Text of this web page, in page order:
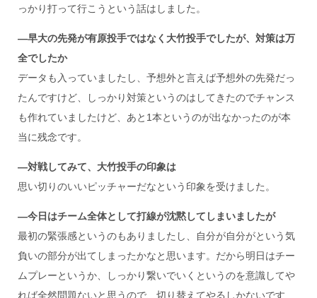
っかり打って行こうという話はしました。
―早大の先発が有原投手ではなく大竹投手でしたが、対策は万
全でしたか
データも入っていましたし、予想外と言えば予想外の先発だっ
たんですけど、しっかり対策というのはしてきたのでチャンス
も作れていましたけど、あと1本というのが出なかったのが本
当に残念です。
―対戦してみて、大竹投手の印象は
思い切りのいいピッチャーだなという印象を受けました。
―今日はチーム全体として打線が沈黙してしまいましたが
最初の緊張感というのもありましたし、自分が自分がという気
負いの部分が出てしまったかなと思います。だから明日はチー
ムプレーというか、しっかり繋いでいくというのを意識してや
れば全然問題ないと思うので、切り替えてやるしかないです